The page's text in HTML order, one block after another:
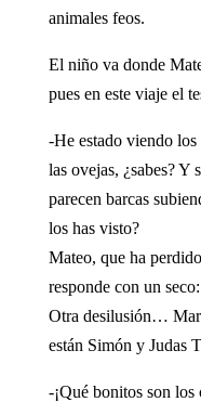
animales feos.
El niño va donde
pues en este viaje el
-He estado viendo los
las ovejas, ¿sabes? Y
parecen barcas
los has visto?
Mateo, que ha
responde con un
Otra desilusión…
están Simón y Judas
-¡Qué bonitos son